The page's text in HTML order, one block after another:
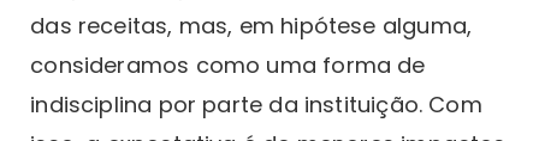
das receitas, mas, em hipótese alguma,
consideramos como uma forma de
indisciplina por parte da instituição. Com